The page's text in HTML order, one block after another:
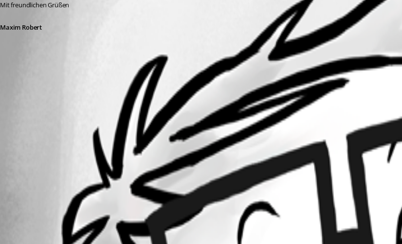
Mit freundlichen Grüßen
Maxim Robert
A fix for this issue has been implemented inversion 2026.2.12.0